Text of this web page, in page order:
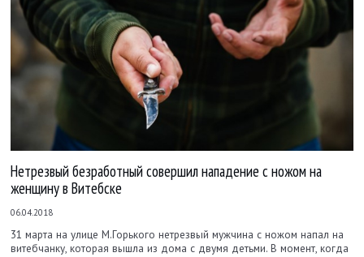
Нетрезвый безработный совершил нападение с ножом на
женщину в Витебске
06.04.2018
31 марта на улице М.Горького нетрезвый мужчина с ножом напал на
витебчанку, которая вышла из дома с двумя детьми. В момент, когда